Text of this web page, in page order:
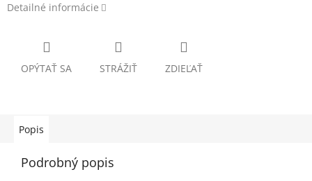
Detailné informácie
OPÝTAŤ SA STRÁŽIŤ ZDIEĽAŤ
Popis
Podrobný popis